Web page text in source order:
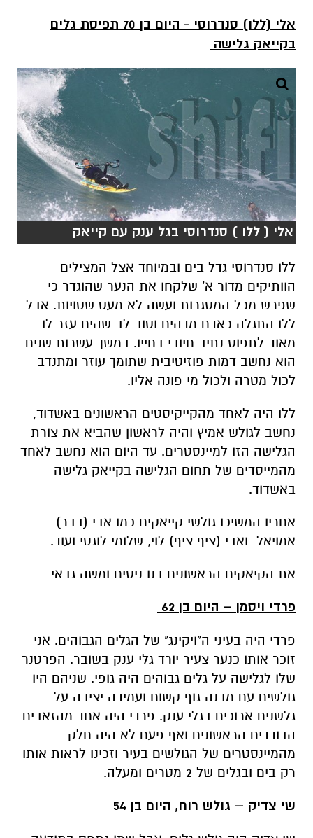
אלי (ללו) סנדרוסי - היום בן 70 תפיסת גלים
בקייאק גלישה
אלי ( ללו ) סנדרוסי בגל ענק עם קייאק
ללו סנדרוסי גדל בים ובמיוחד אצל המצילים
הוותיקים מדור א' שלקחו את הנער שהוגדר כי
שפרש מכל המסגרות ועשה לא מעט שטויות. אבל
ללו התגלה כאדם מדהים וטוב לב שהים עזר לו
מאוד לתפוס נתיב חיובי בחייו. במשך עשרות שנים
הוא נחשב דמות פוזיטיבית שתומך עוזר ומתנדב
לכול מטרה ולכול מי פונה אליו.
ללו היה לאחד מהקייקיסטים הראשונים באשדוד,
נחשב לגולש אמיץ והיה לראשון שהביא את צורת
הגלישה הזו למיינסטרים. עד היום הוא נחשב לאחד
מהמייסדים של תחום הגלישה בקייאק גלישה
באשדוד.
אחריו המשיכו גולשי קייאקים כמו אבי (בבר)
אמויאל ואבי (ציף ציף) לוי, שלומי לוגסי ועוד.
את הקיאקים הראשונים בנו ניסים ומשה גבאי
פרדי ויסמן – היום בן 62
פרדי היה בעיני ה"ויקינג" של הגלים הגבוהים. אני
זוכר אותו כנער צעיר יורד גלי ענק בשובר. הפרטנר
שלו לגלישה על גלים גבוהים היה גופי. שניהם היו
גולשים עם מבנה גוף קשוח ועמידה יציבה על
גלשנים ארוכים בגלי ענק. פרדי היה אחד מהזאבים
הבודדים הראשונים ואף פעם לא היה חלק
מהמיינסטרים של הגולשים בעיר וזכינו לראות אותו
רק בים ובגלים של 2 מטרים ומעלה.
שי צדיק – גולש רוח, היום בן 54